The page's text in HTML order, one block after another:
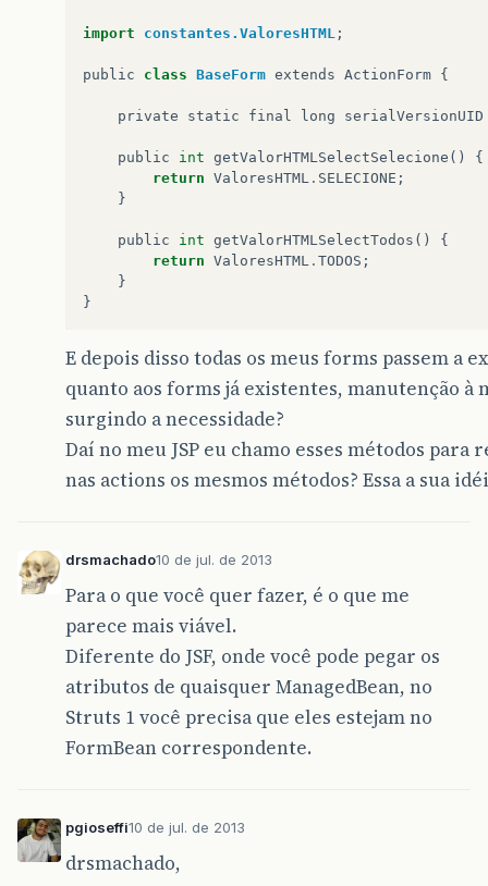
import constantes.ValoresHTML ;
public class BaseForm extends ActionForm {
private static final long serialVersionUID
public int getValorHTMLSelectSelecione ()
{
return ValoresHTML . SELECIONE ;
}
public int getValorHTMLSelectTodos ()
{
return ValoresHTML . TODOS ;
}
}
E depois disso todas os meus forms passem a
quanto aos forms já existentes, manutenção à
surgindo a necessidade?
Daí no meu JSP eu chamo esses métodos
nas actions os mesmos métodos? Essa a sua
drsmachado10 de jul. de 2013
Para o que você quer fazer, é o que me
parece mais viável.
Diferente do JSF, onde você pode pegar os
atributos de quaisquer ManagedBean, no
Struts 1 você precisa que eles estejam no
FormBean correspondente.
pgioseffi10 de jul. de 2013
drsmachado,